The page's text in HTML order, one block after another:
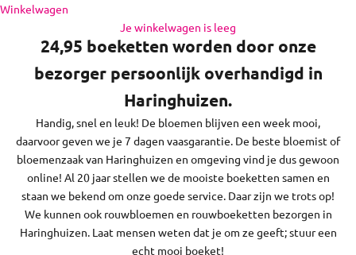
Naar inhoud
Winkelwagen
Je winkelwagen is leeg
Haringhuizen en de regio daaromheen, op zon- en feestdagen
bezorgen we niet.
24,95 boeketten worden door onze
bezorger persoonlijk overhandigd in
Haringhuizen.
Handig, snel en leuk! De bloemen blijven een week mooi,
daarvoor geven we je 7 dagen vaasgarantie. De beste bloemist of
bloemenzaak van Haringhuizen en omgeving vind je dus gewoon
online! Al 20 jaar stellen we de mooiste boeketten samen en
staan we bekend om onze goede service. Daar zijn we trots op!
We kunnen ook rouwbloemen en rouwboeketten bezorgen in
Haringhuizen. Laat mensen weten dat je om ze geeft; stuur een
echt mooi boeket!